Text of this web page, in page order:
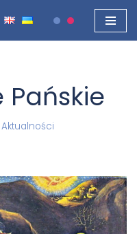
Pańskie
Aktualności